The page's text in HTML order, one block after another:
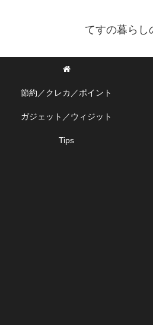
てすの暮らし
節約／クレカ／ポイント
ガジェット／ウィジット
Tips